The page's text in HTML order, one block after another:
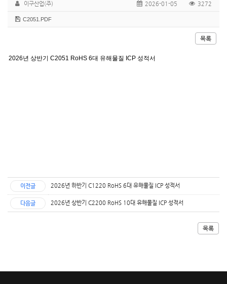
이구산업(주) 2026-01-05 3272
C2051.PDF
목록
2026년 상반기 C2051 RoHS 6대 유해물질 ICP 성적서
이전글 2026년 하반기 C1220 RoHS 6대 유해물질 ICP 성적서
다음글 2026년 상반기 C2200 RoHS 10대 유해물질 ICP 성적서
목록